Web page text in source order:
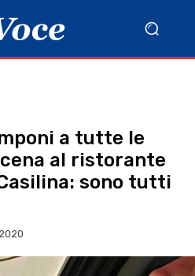
a tutte le
al ristorante
sono tutti